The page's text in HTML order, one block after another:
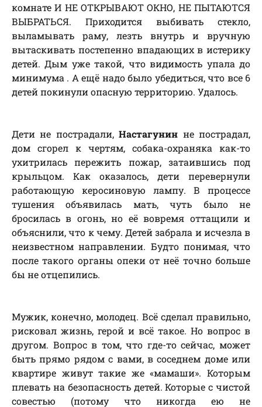
комнате И НЕ ОТКРЫВАЮТ ОКНО, НЕ ПЫТАЮТСЯ
ВЫБРАТЬСЯ. Приходится выбивать стекло,
выламывать раму, лезть внутрь и вручную
вытаскивать постепенно впадающих в истерику
детей. Дым уже такой, что видимость упала до
минимума . А ещё надо было убедиться, что все 6
детей покинули опасную территорию. Удалось.
Дети не пострадали,Настагунин не пострадал,
дом сгорел к чертям, собака-охраняка как-то
ухитрилась пережить пожар, затаившись под
крыльцом. Как оказалось, дети перевернули
работающую керосиновую лампу. В процессе
тушения объявилась мать, чуть было не
бросилась в огонь, но её вовремя оттащили и
объяснили, что к чему. Детей забрала и исчезла в
неизвестном направлении. Будто понимая, что
после такого органы опеки от неё точно больше
бы не отцепились.
Мужик, конечно, молодец. Всё сделал правильно,
рисковал жизнь, герой и всё такое. Но вопрос в
другом. Вопрос в том, что где-то сейчас, может
быть прямо рядом с вами, в соседнем доме или
квартире живут такие же «мамаши». Которым
плевать на безопасность детей. Которые с чистой
совестью (потому что никогда ею не